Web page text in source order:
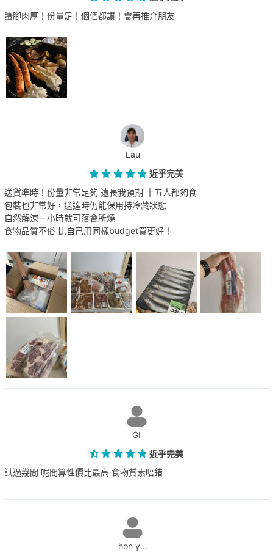
蟹腳肉厚！份量足！個個都讚！會再推介朋友
Lau
近乎完美
送貨準時！份量非常足夠 遠長我預期 十五人都夠食
包裝也非常好，送達時仍能保用持冷藏狀態
自然解涷一小時就可落會所燒
食物品質不俗 比自己用同樣budget買更好！
GI
近乎完美
試過幾間 呢間算性價比最高 食物質素唔錯
hon y...